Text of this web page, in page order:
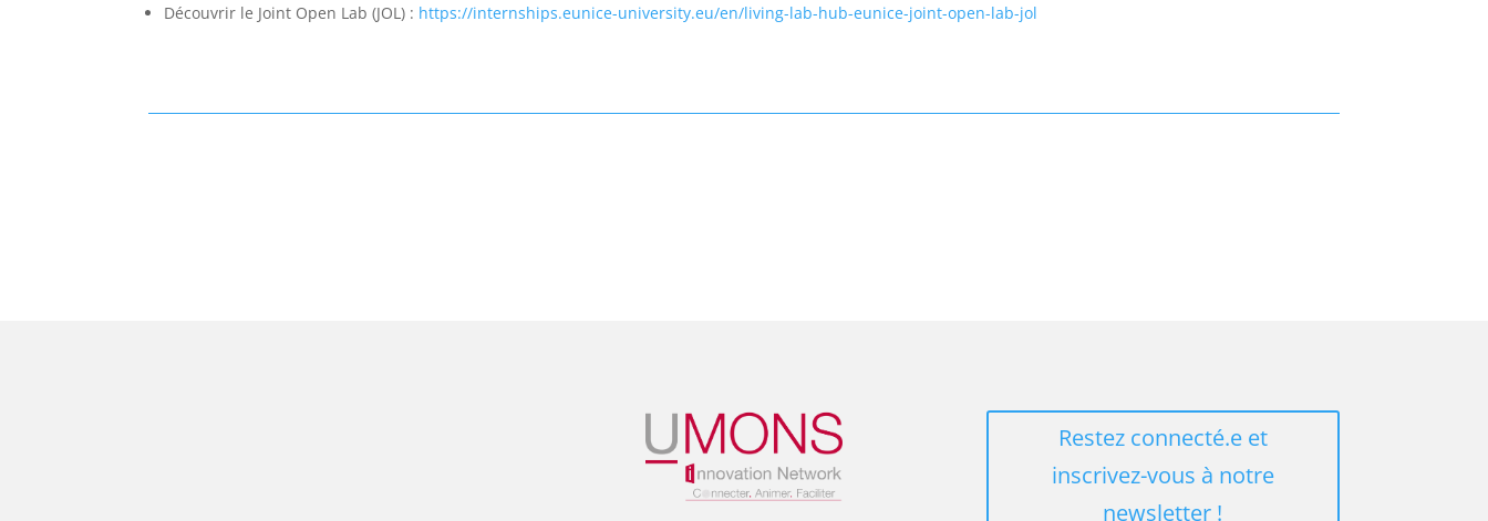
Découvrir le Joint Open Lab (JOL) : https://internships.eunice-university.eu/en/living-lab-hub-eunice-joint-open-lab-jol
Restez connecté.e et
inscrivez-vous à notre
newsletter !